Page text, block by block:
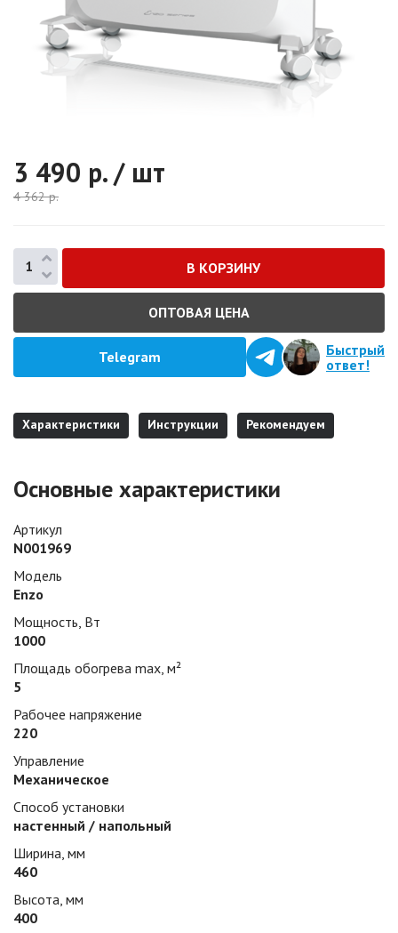
3 490 р. / шт
4 362р.
ОПТОВАЯ ЦЕНА
Telegram
Быстрый
ответ!
Характеристики Инструкции Рекомендуем
Основные характеристики
Артикул
N001969
Модель
Enzo
Мощность, Вт
1000
Площадь обогрева max, м²
5
Рабочее напряжение
220
Управление
Механическое
Способ установки
настенный / напольный
Ширина, мм
460
Высота, мм
400